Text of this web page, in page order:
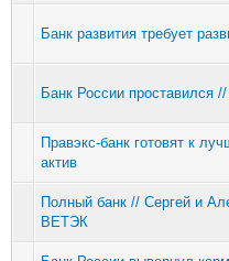
Банк развития требует
Банк России проставился
Правэкс-банк готовят к
актив
Полный банк // Сергей и
ВЕТЭК